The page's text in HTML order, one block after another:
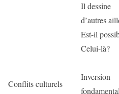
Il dessine
d’autres
Est-il
Celui-là?
Conflits culturels
Inversion